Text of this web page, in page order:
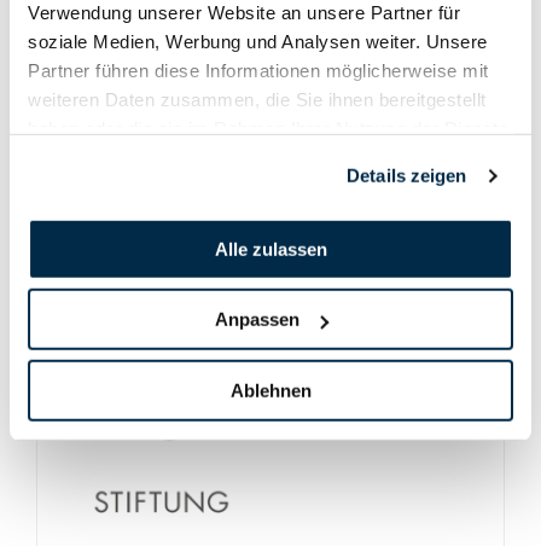
Verwendung unserer Website an unsere Partner für
soziale Medien, Werbung und Analysen weiter. Unsere
Partner führen diese Informationen möglicherweise mit
weiteren Daten zusammen, die Sie ihnen bereitgestellt
Details zeigen
Alle zulassen
Anpassen
Ablehnen